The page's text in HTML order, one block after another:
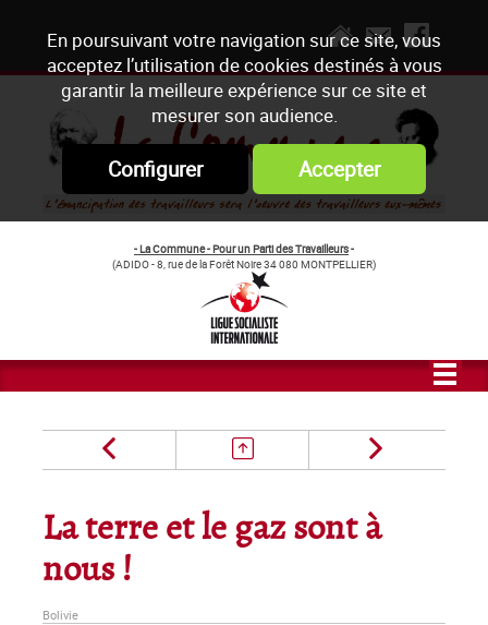
En poursuivant votre navigation sur ce site, vous
acceptez l’utilisation de cookies destinés à vous
garantir la meilleure expérience sur ce site et
mesurer son audience.
Configurer Accepter
- La Commune - Pour un Parti des Travailleurs-
(ADIDO - 8, rue de la Forêt Noire 34 080 MONTPELLIER)
La terre et le gaz sont à
nous !
Bolivie